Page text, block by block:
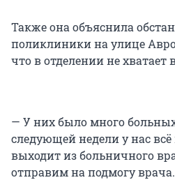
Также она объяснила
поликлиники на улице
что в отделении не хватает
— У них было много
следующей недели у нас всё
выходит из больничного
отправим на подмогу